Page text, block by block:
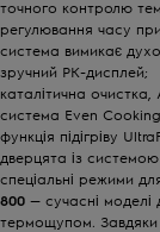
точного контролю
регулювання часу
система вимикає
зручний РК-дисплей;
каталітична
система Even Cooking
функція підігріву
дверцята із
спеціальні режими
800 — сучасні
термощупом. Завдяки